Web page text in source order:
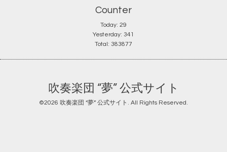
Counter
Today: 29
Yesterday: 341
Total: 383877
吹奏楽団 “夢” 公式サイト
©2026 吹奏楽団 “夢” 公式サイト . All Rights Reserved.